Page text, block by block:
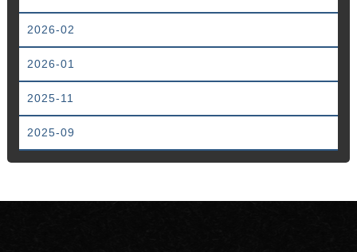
2026-02
2026-01
2025-11
2025-09